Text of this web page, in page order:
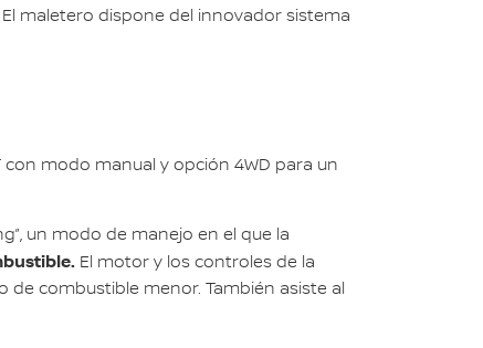
maletero dispone del innovador sistema
modo manual y opción 4WD para un
un modo de manejo en el que la
El motor y los controles de la
de combustible menor. También asiste al